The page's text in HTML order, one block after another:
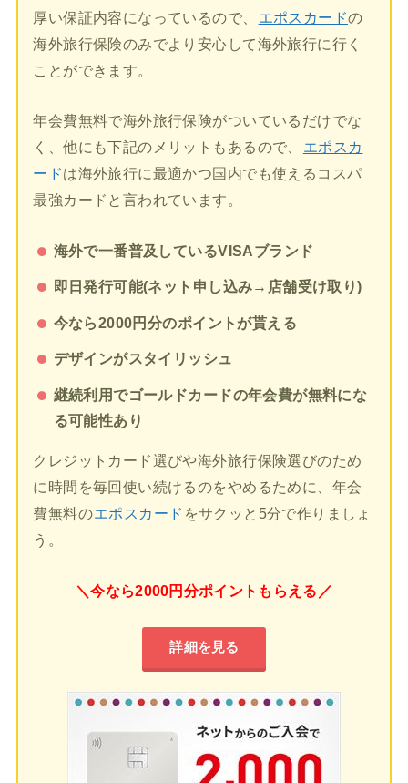
厚い保証内容になっているので、
エポスカードの
海外旅行保険のみでより安心して海外旅行に行く
ことができます。
年会費無料で海外旅行保険がついているだけでな
く、他にも下記のメリットもあるので、
エポスカ
ードは海外旅行に最適かつ国内でも使えるコスパ
最強カードと言われています。
海外で一番普及しているVISAブランド
即日発行可能(ネット申し込み→店舗受け取り)
今なら2000円分のポイントが貰える
デザインがスタイリッシュ
継続利用でゴールドカードの年会費が無料にな
る可能性あり
クレジットカード選びや海外旅行保険選びのため
に時間を毎回使い続けるのをやめるために、年会
費無料のエポスカード をサクッと5分で作りましょ
う。
＼今なら2000円分ポイントもらえる／
詳細を見る